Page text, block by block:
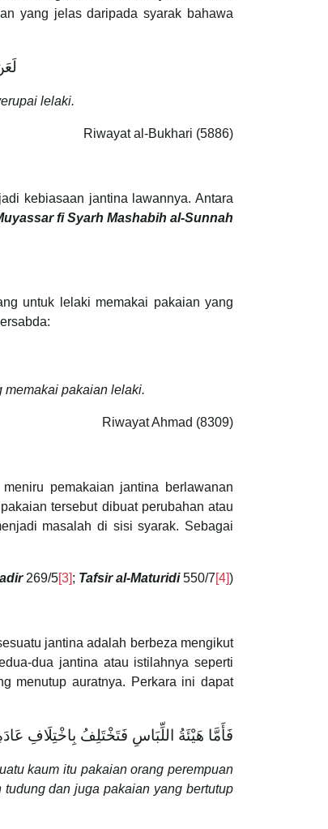
yang jelas daripada syarak bahawa
lelaki.
Riwayat al-Bukhari (5886)
kebiasaan jantina lawannya. Antara
fi Syarh Mashabih al-Sunnah
untuk lelaki memakai pakaian yang
memakai pakaian lelaki.
Riwayat Ahmad (8309)
pemakaian jantina berlawanan
tersebut dibuat perubahan atau
masalah di sisi syarak. Sebagai
269/5[3]; Tafsir al-Maturidi550/7[4])
jantina adalah berbeza mengikut
dua jantina atau istilahnya seperti
menutup auratnya. Perkara ini dapat
فَأَمَّا هَيْئَةُ اللِّبَاسِ فَتَخْتَلِفُ بِاخْتِلَافِ
kaum itu pakaian orang perempuan
dan juga pakaian yang bertutup